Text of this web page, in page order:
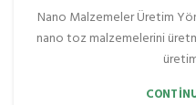
Nano Malzemeler Üretim
nano toz malzemelerini